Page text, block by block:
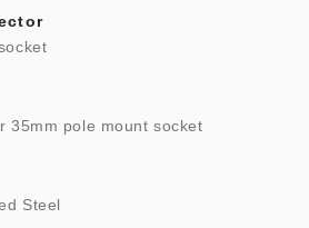
35mm pole mount socket
Steel